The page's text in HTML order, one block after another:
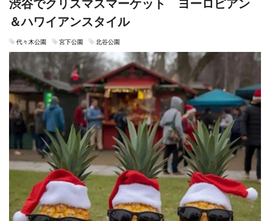
渋谷でクリスマスマーケット ヨーロピアン
＆ハワイアンスタイル
代々木公園 宮下公園 北谷公園